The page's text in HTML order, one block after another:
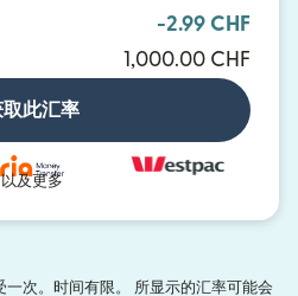
-2.99 CHF
1,000.00 CHF
取此汇率
以及更多
次。时间有限。 所显示的汇率可能会